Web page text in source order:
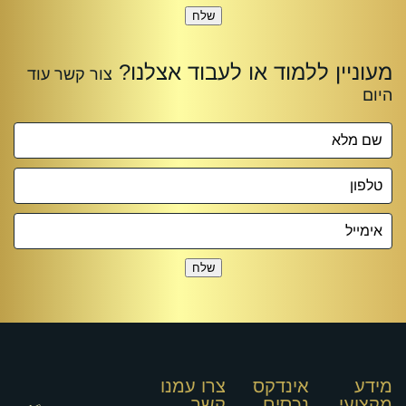
שלח
שלח
מידע
אינדקס
צרו עמנו